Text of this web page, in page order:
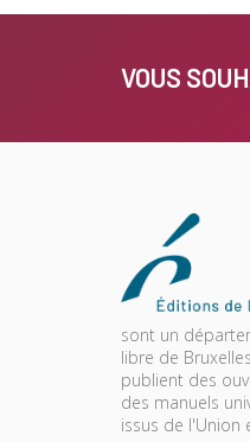
VOUS
sont un
libre de
publient des
des manuels
issus de l'Union